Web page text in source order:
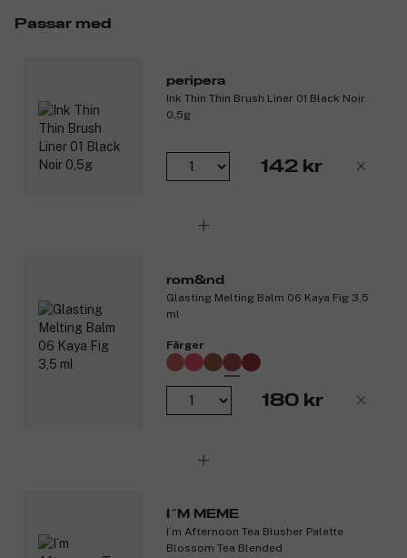
Passar med
peripera
Ink Thin Thin Brush Liner 01 Black Noir
0,5g
142 kr
rom&nd
Glasting Melting Balm 06 Kaya Fig 3,5
ml
Färger
180 kr
I´M MEME
I´m Afternoon Tea Blusher Palette
Blossom Tea Blended